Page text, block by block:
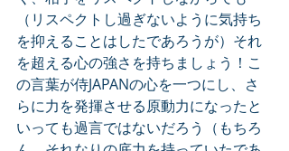
（リスペクトし過ぎないように気持ち
を抑えることはしたであろうが）それ
を超える心の強さを持ちましょう！こ
の言葉が侍JAPANの心を一つにし、さ
らに力を発揮させる原動力になったと
いっても過言ではないだろう（もちろ